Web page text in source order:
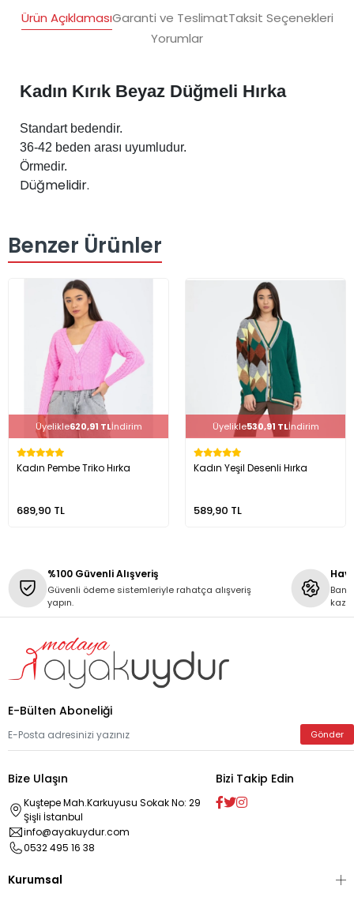
Ürün AçıklamasıGaranti ve TeslimatTaksit Seçenekleri
Yorumlar
Kadın Kırık Beyaz Düğmeli Hırka
Standart bedendir.
36-42 beden arası uyumludur.
Örmedir.
Düğmelidir.
Benzer Ürünler
Üyelikle620,91 TLİndirim
Kadın Pembe Triko Hırka
689,90 TL
Üyelikle530,91 TLİndirim
Kadın Yeşil Desenli Hırka
589,90 TL
%100 Güvenli Alışveriş
Güvenli ödeme sistemleriyle rahatça alışveriş
yapın.
E-Bülten Aboneliği
Gönder
Bize Ulaşın
Kuştepe Mah.Karkuyusu Sokak No: 29
Şişli İstanbul
info@ayakuydur.com
0532 495 16 38
Bizi Takip Edin
Kurumsal